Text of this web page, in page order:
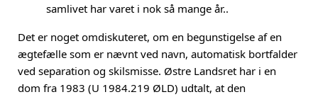
samlivet har varet i nok så mange år..
Det er noget omdiskuteret, om en begunstigelse af en
ægtefælle som er nævnt ved navn, automatisk bortfalder
ved separation og skilsmisse. Østre Landsret har i en
dom fra 1983 (U 1984.219 ØLD) udtalt, at den